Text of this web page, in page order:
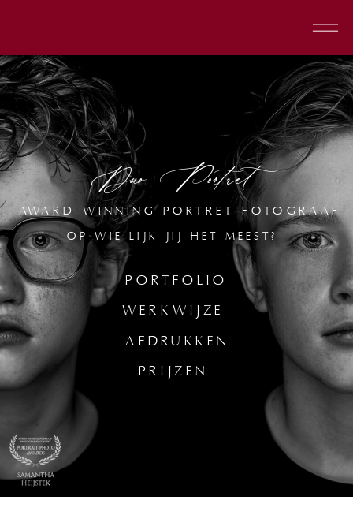
Duo Portret
OP WIE LIJK JIJ HET MEEST?
PRIJZEN
AFDRUKKEN
WERKWIJZE
PORTFOLIO
AWARD WINNING PORTRET FOTOGRAAF